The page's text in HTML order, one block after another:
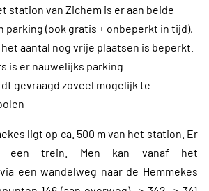
station van Zichem is er aan beide
parking (ook gratis + onbeperkt in tijd),
het aantal nog vrije plaatsen is beperkt.
is er nauwelijks parking
gevraagd zoveel mogelijk te
ligt op ca. 500 m van het station. Er
een trein. Men kan vanaf het
een wandelweg naar de Hemmekes